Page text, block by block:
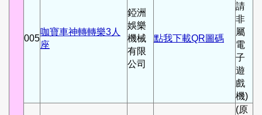
005
咖寶車神轉轉樂3人
座
錏洲
娛樂
機械
有限
公司
點我下載QR圖碼
請
非
屬
電
子
遊
戲
機)
(原